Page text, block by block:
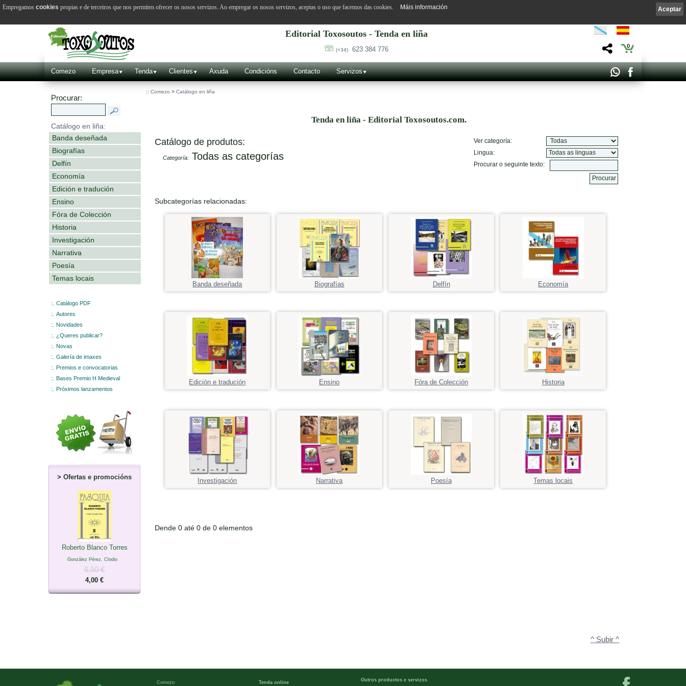
Editorial Toxosoutos - Tenda en liña
(+34) 623 384 776 0
Comezo Empresa Tenda Clientes Axuda Condicións Contacto Servizos
Procurar:
Catálogo en liña:
Banda deseñada
Biografías
Delfín
Economía
Edición e tradución
Ensino
Fóra de Colección
Historia
Investigación
Narrativa
Poesía
Temas locais
:.
Catálogo PDF
:.
Autores
:.
Novidades
:.
¿Queres publicar?
:.
Novas
:.
Galería de imaxes
:.
Premios e convocatorias
:.
Bases Premio H Medieval
:.
Próximos lanzamentos
> Ofertas e promocións
Roberto Blanco Torres
González Pérez, Clodio
6,50 €
4,00 €
:: Comezo > Catálogo en liña
Tenda en liña - Editorial Toxosoutos.com.
Catálogo de produtos:
Categoría: Todas as categorías
Ver categoría:
Lingua:
Procurar o seguinte texto:
Subcategorías relacionadas:
Banda deseñada Biografías Delfín Economía
Edición e tradución Ensino Fóra de Colección Historia
Investigación Narrativa Poesía Temas locais
Dende 0 até 0 de 0 elementos
^ Subir ^
Comezo Tenda online Outros productos e servizos
Aceptar
Empregamos cookies propias e de terceiros que nos permiten ofrecer os nosos servizos. Ao empregar os nosos servizos, aceptas o uso que facemos das cookies. Máis información